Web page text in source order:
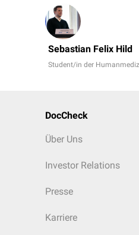
Sebastian Felix Hild
Student/in der
DocCheck
Über Uns
Investor Relations
Presse
Karriere